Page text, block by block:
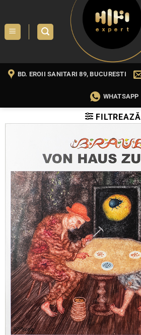
content
BD. EROII SANITARI 89, BUCURESTI
WHATSAPP
FILTREAZĂ